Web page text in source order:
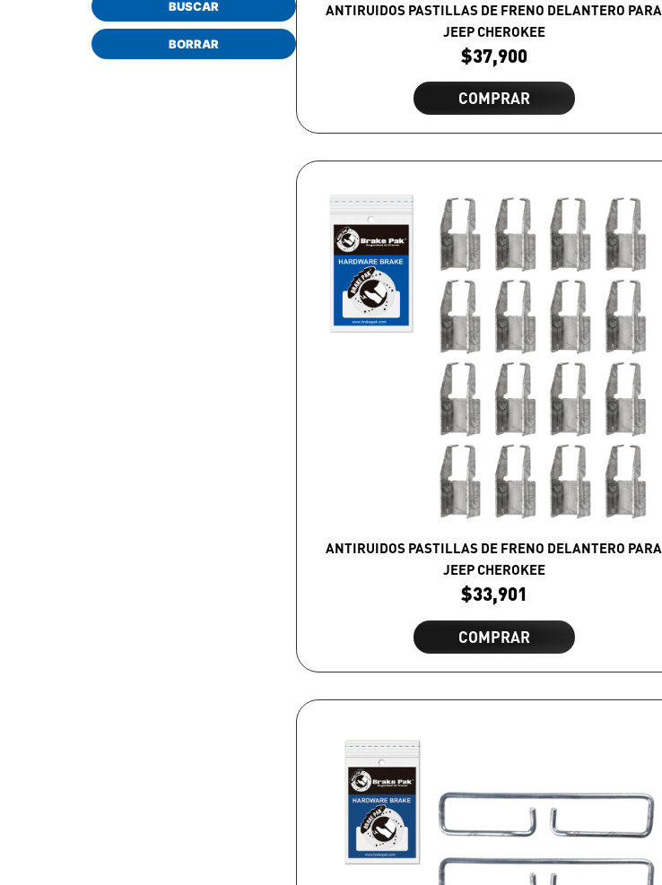
BUSCAR
BORRAR
ANTIRUIDOS PASTILLAS DE FRENO DELANTERO PARA
JEEP CHEROKEE
$37,900
COMPRAR
ANTIRUIDOS PASTILLAS DE FRENO DELANTERO PARA
JEEP CHEROKEE
$33,901
COMPRAR